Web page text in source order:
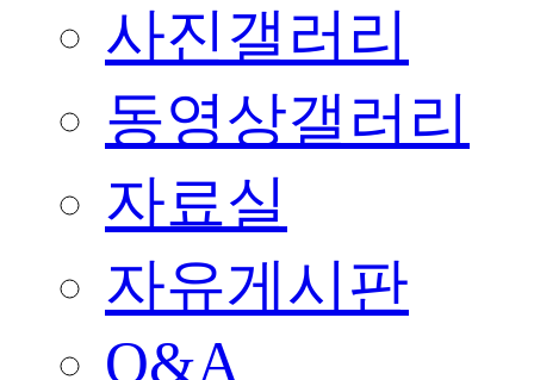
사진갤러리
동영상갤러리
자료실
자유게시판
Q&A